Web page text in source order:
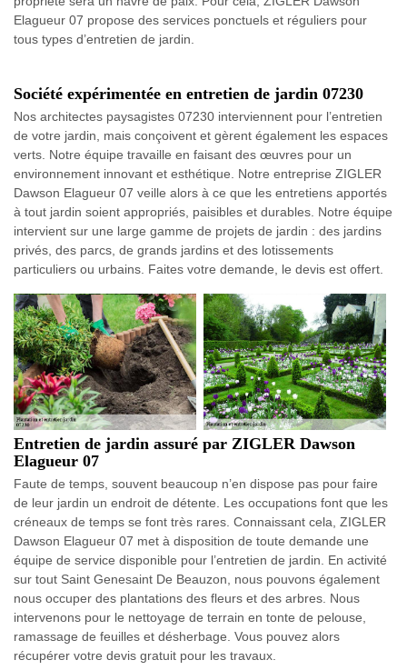
Elagueur 07 propose des services ponctuels et réguliers pour
tous types d’entretien de jardin.
Société expérimentée en entretien de jardin 07230
Nos architectes paysagistes 07230 interviennent pour l’entretien
de votre jardin, mais conçoivent et gèrent également les espaces
verts. Notre équipe travaille en faisant des œuvres pour un
environnement innovant et esthétique. Notre entreprise ZIGLER
Dawson Elagueur 07 veille alors à ce que les entretiens apportés
à tout jardin soient appropriés, paisibles et durables. Notre équipe
intervient sur une large gamme de projets de jardin : des jardins
privés, des parcs, de grands jardins et des lotissements
particuliers ou urbains. Faites votre demande, le devis est offert.
Entretien de jardin assuré par ZIGLER Dawson
Elagueur 07
Faute de temps, souvent beaucoup n’en dispose pas pour faire
de leur jardin un endroit de détente. Les occupations font que les
créneaux de temps se font très rares. Connaissant cela, ZIGLER
Dawson Elagueur 07 met à disposition de toute demande une
équipe de service disponible pour l’entretien de jardin. En activité
sur tout Saint Genesaint De Beauzon, nous pouvons également
nous occuper des plantations des fleurs et des arbres. Nous
intervenons pour le nettoyage de terrain en tonte de pelouse,
ramassage de feuilles et désherbage. Vous pouvez alors
récupérer votre devis gratuit pour les travaux.